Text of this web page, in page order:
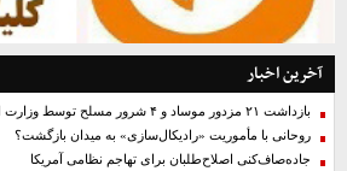
آخرین اخبار
بازداشت ۲۱ مزدور موساد و ۴ شرور مسلح توسط وزارت اطلاعات
روحانی با مأموریت «رادیکال‌سازی» به میدان بازگشت؟
جاده‌صاف‌کنی اصلاح‌طلبان برای تهاجم نظامی آمریکا